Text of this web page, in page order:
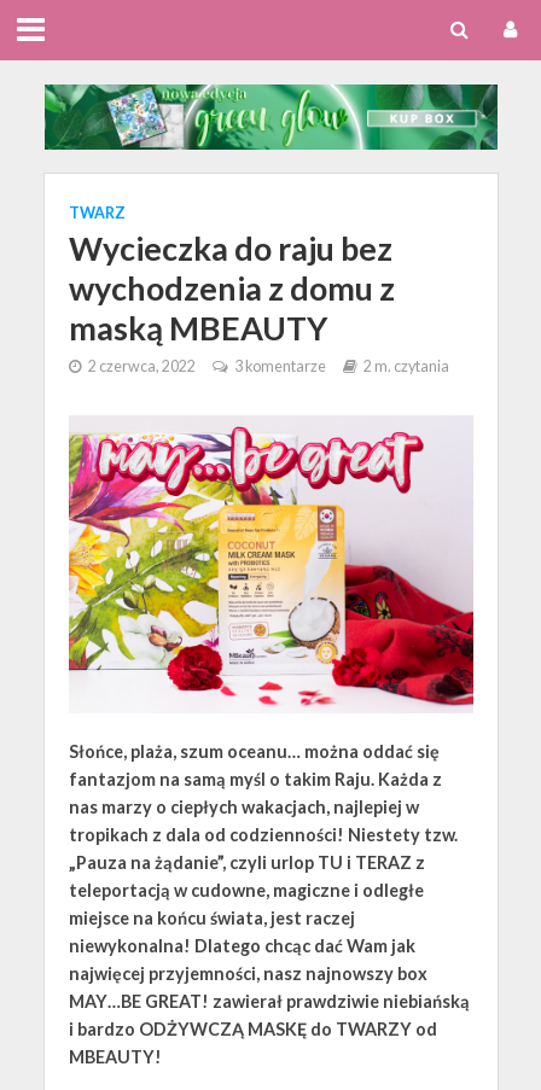
TWARZ
Wycieczka do raju bez
wychodzenia z domu z
maską MBEAUTY
2 czerwca, 2022 3 komentarze 2 m. czytania
Słońce, plaża, szum oceanu… można oddać się
fantazjom na samą myśl o takim Raju. Każda z
nas marzy o ciepłych wakacjach, najlepiej w
tropikach z dala od codzienności! Niestety tzw.
„Pauza na żądanie”, czyli urlop TU i TERAZ z
teleportacją w cudowne, magiczne i odległe
miejsce na końcu świata, jest raczej
niewykonalna! Dlatego chcąc dać Wam jak
najwięcej przyjemności, nasz najnowszy box
MAY…BE GREAT! zawierał prawdziwie niebiańską
i bardzo ODŻYWCZĄ MASKĘ do TWARZY od
MBEAUTY!